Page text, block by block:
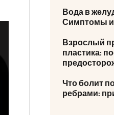
Вода в
Симптомы и
Взрослый
пластика:
Что болит
ребрами: